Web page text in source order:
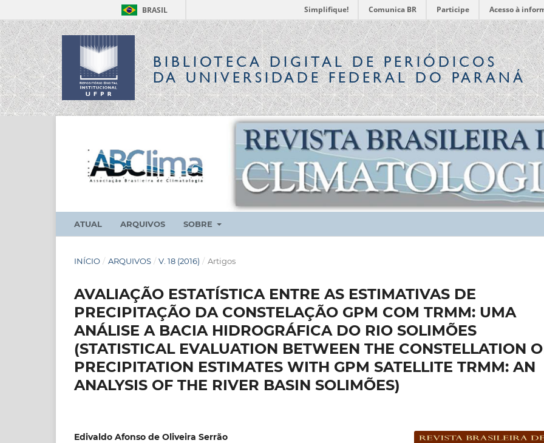
BRASIL Simplifique! Comunica BR Participe Acesso à
BIBLIOTECA DIGITALDE PERIÓDICOS
DA UNIVERSIDADE FEDERAL DO PARANÁ
ATUAL ARQUIVOS SOBRE
INÍCIO / ARQUIVOS / V. 18 (2016) / Artigos
AVALIAÇÃO ESTATÍSTICA ENTRE AS ESTIMATIVAS DE
PRECIPITAÇÃO DA CONSTELAÇÃO GPM COM TRMM: UMA
ANÁLISE A BACIA HIDROGRÁFICA DO RIO SOLIMÕES
(STATISTICAL EVALUATION BETWEEN THE CONSTELLATION
PRECIPITATION ESTIMATES WITH GPM SATELLITE TRMM: AN
ANALYSIS OF THE RIVER BASIN SOLIMÕES)
Edivaldo Afonso de Oliveira Serrão